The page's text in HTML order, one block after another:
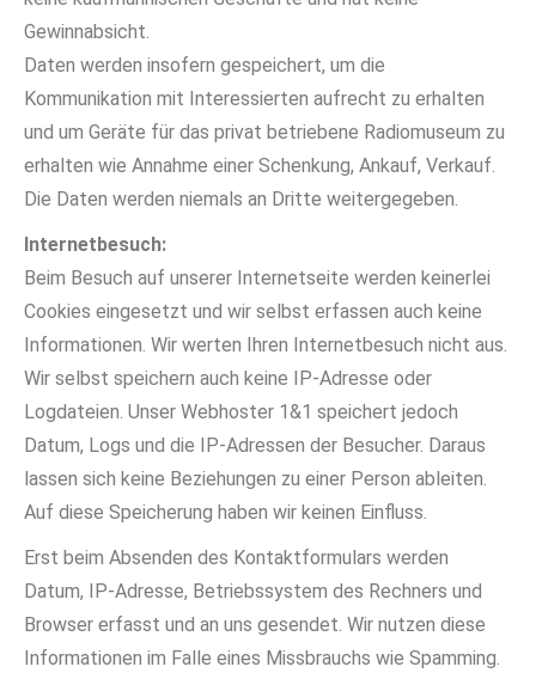
Gewinnabsicht.
Daten werden insofern gespeichert, um die
Kommunikation mit Interessierten aufrecht zu erhalten
und um Geräte für das privat betriebene Radiomuseum zu
erhalten wie Annahme einer Schenkung, Ankauf, Verkauf.
Die Daten werden niemals an Dritte weitergegeben.
Internetbesuch:
Beim Besuch auf unserer Internetseite werden keinerlei
Cookies eingesetzt und wir selbst erfassen auch keine
Informationen. Wir werten Ihren Internetbesuch nicht aus.
Wir selbst speichern auch keine IP-Adresse oder
Logdateien. Unser Webhoster 1&1 speichert jedoch
Datum, Logs und die IP-Adressen der Besucher. Daraus
lassen sich keine Beziehungen zu einer Person ableiten.
Auf diese Speicherung haben wir keinen Einfluss.
Erst beim Absenden des Kontaktformulars werden
Datum, IP-Adresse, Betriebssystem des Rechners und
Browser erfasst und an uns gesendet. Wir nutzen diese
Informationen im Falle eines Missbrauchs wie Spamming.